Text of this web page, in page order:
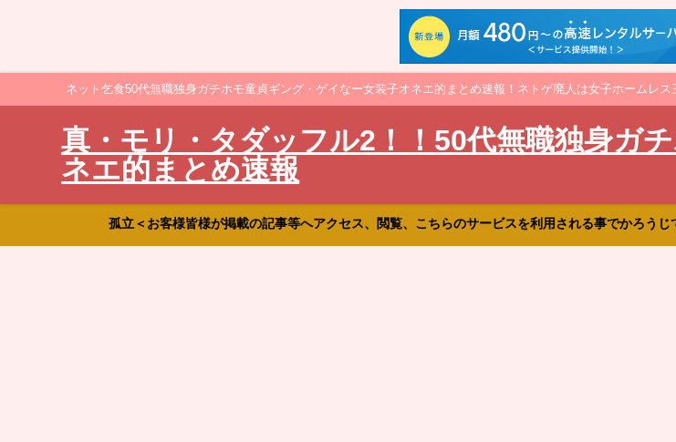
ネット乞食50代無職独身ガチホモ童貞ギング・ゲイなー女装子オネエ的まとめ速報！ネトゲ廃人は女子ホームレ
真・モリ・タダッフル2！！50代無職独身ガ
ネエ的まとめ速報
孤立＜お客様皆様が掲載の記事等へアクセス、閲覧、こちらのサービスを利用される事でかろう